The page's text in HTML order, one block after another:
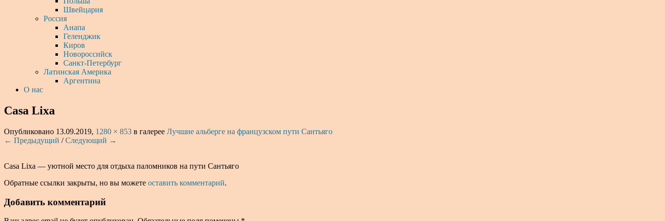
Швейцария
Россия
Анапа
Геленджик
Киров
Новороссийск
Санкт-Петербург
Латинская Америка
Аргентина
О нас
Casa Lixa
Опубликовано 13.09.2019, 1280 × 853 в галерее Лучшие альберге на французском пути Сантьяго
← Предыдущий /Следующий →
Casa Lixa — уютной место для отдыха паломников на пути Сантьяго
Обратные ссылки закрыты, но вы можете оставить комментарий.
Добавить комментарий